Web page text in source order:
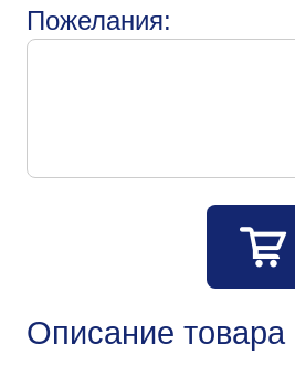
Пожелания:
Описание товара